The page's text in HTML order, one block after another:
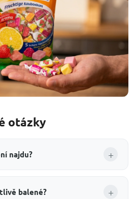
otázky
najdu? +
balené? +